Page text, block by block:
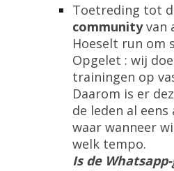
Toetreding tot
communityvan
Hoeselt run om
Opgelet : wij
trainingen op
Daarom is er
de leden al
waar wanneer
welk tempo.
Is de